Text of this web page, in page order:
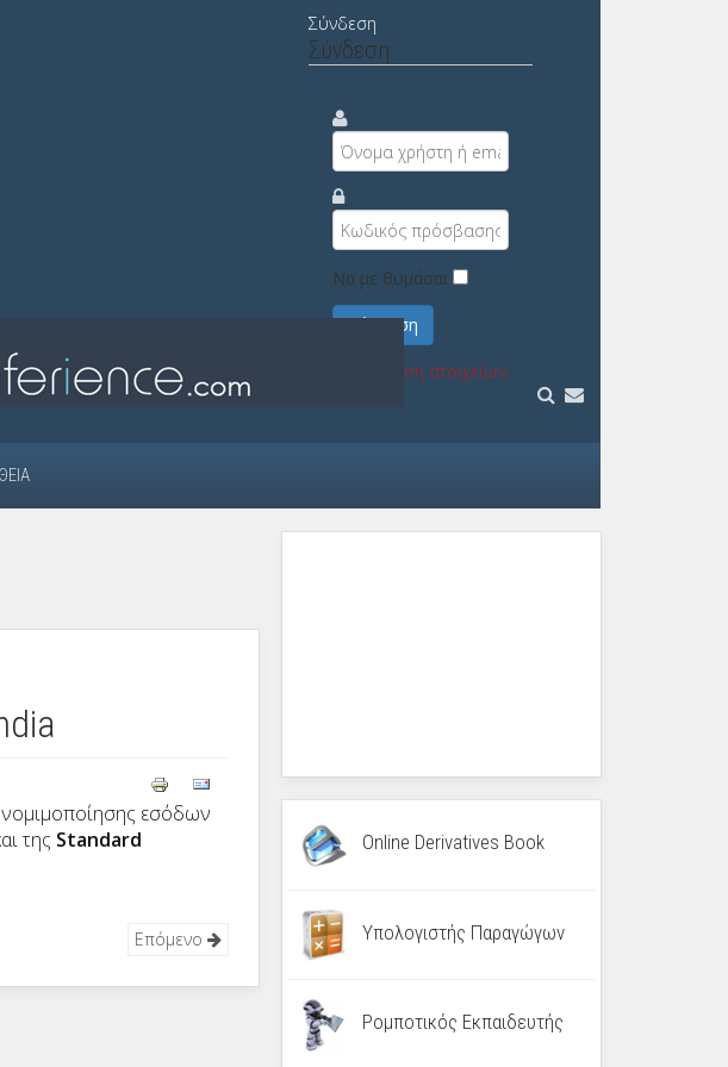
Σύνδεση
Σύνδεση
Να με θυμάσαι
Σύνδεση
Υπενθύμιση στοιχείων;
νομιμοποίησης εσόδων
της Standard
Επόμενο
Online Derivatives Book
Υπολογιστής Παραγώγων
Ρομποτικός Εκπαιδευτής